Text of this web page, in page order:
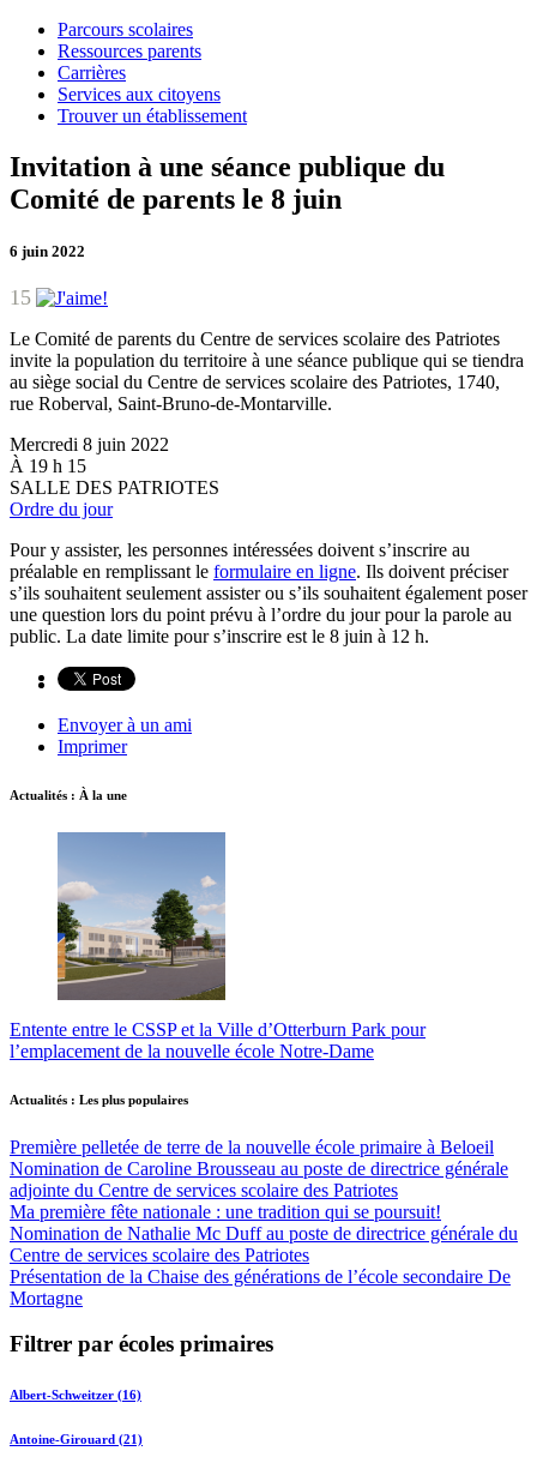
Parcours scolaires
Ressources parents
Carrières
Services aux citoyens
Trouver un établissement
Invitation à une séance publique du
Comité de parents le 8 juin
6 juin 2022
15
Le Comité de parents du Centre de services scolaire des Patriotes
invite la population du territoire à une séance publique qui se tiendra
au siège social du Centre de services scolaire des Patriotes, 1740,
rue Roberval, Saint-Bruno-de-Montarville.
Mercredi 8 juin 2022
À 19 h 15
SALLE DES PATRIOTES
Ordre du jour
Pour y assister, les personnes intéressées doivent s’inscrire au
préalable en remplissant le formulaire en ligne. Ils doivent préciser
s’ils souhaitent seulement assister ou s’ils souhaitent également poser
une question lors du point prévu à l’ordre du jour pour la parole au
public. La date limite pour s’inscrire est le 8 juin à 12 h.
Envoyer à un ami
Imprimer
Actualités : À la une
Entente entre le CSSP et la Ville d’Otterburn Park pour
l’emplacement de la nouvelle école Notre-Dame
Actualités : Les plus populaires
Première pelletée de terre de la nouvelle école primaire à Beloeil
Nomination de Caroline Brousseau au poste de directrice générale
adjointe du Centre de services scolaire des Patriotes
Ma première fête nationale : une tradition qui se poursuit!
Nomination de Nathalie Mc Duff au poste de directrice générale du
Centre de services scolaire des Patriotes
Présentation de la Chaise des générations de l’école secondaire De
Mortagne
Filtrer par écoles primaires
Albert-Schweitzer (16)
Antoine-Girouard (21)